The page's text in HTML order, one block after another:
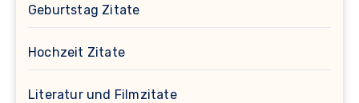
Geburtstag Zitate
Hochzeit Zitate
Literatur und Filmzitate